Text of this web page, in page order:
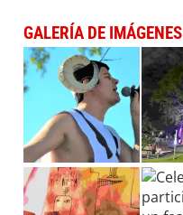
GALERÍA DE IMÁGENES